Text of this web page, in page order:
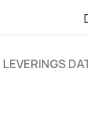
LEVERINGS